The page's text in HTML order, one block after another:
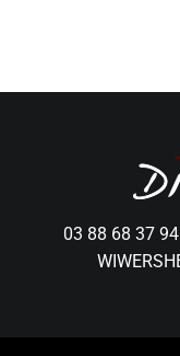
03 88 68 37 94